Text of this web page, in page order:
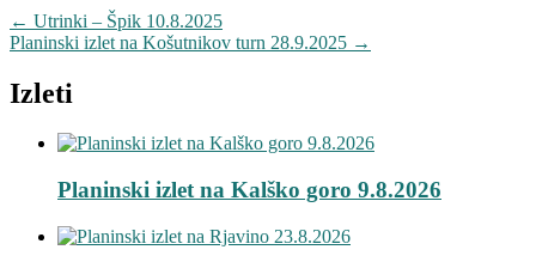
← Utrinki – Špik 10.8.2025
Planinski izlet na Košutnikov turn 28.9.2025 →
Izleti
Planinski izlet na Kalško goro 9.8.2026